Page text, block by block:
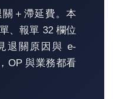
＋滯延費。本
、報單 32 欄位
退關原因與 e-
OP 與業務都看